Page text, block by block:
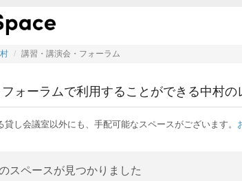
講習・講演会・フォーラム
講習・講演会・フォーラム
ォーラムで利用することができる中村の
貸し会議室以外にも、手配可能なスペースがございます。
スペースが見つかりました